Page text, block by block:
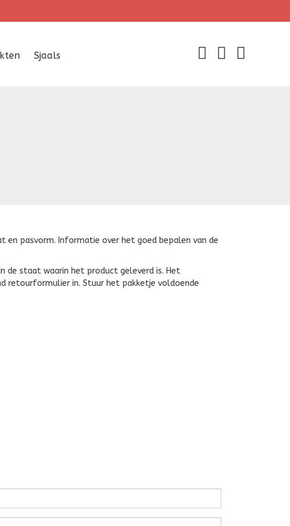
Sjaals
en pasvorm. Informatie over het goed bepalen van de
de staat waarin het product geleverd is. Het
retourformulier in. Stuur het pakketje voldoende